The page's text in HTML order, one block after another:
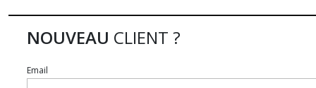
NOUVEAU CLIENT ?
Email